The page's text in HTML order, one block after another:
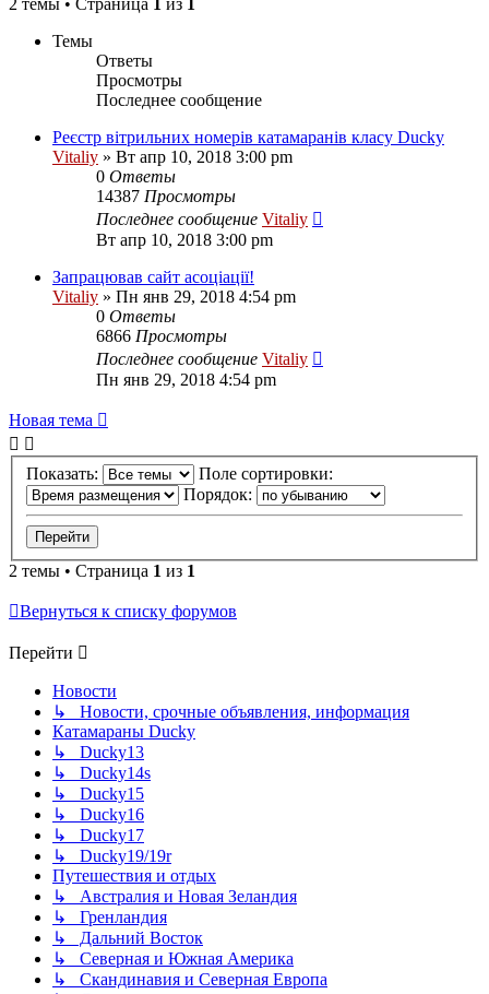
2 темы • Страница 1 из 1
Темы
Ответы
Просмотры
Последнее сообщение
Реєстр вітрильних номерів катамаранів класу Ducky
Vitaliy » Вт апр 10, 2018 3:00 pm
0 Ответы
14387 Просмотры
Последнее сообщение Vitaliy
Вт апр 10, 2018 3:00 pm
Запрацював сайт асоціації!
Vitaliy » Пн янв 29, 2018 4:54 pm
0 Ответы
6866 Просмотры
Последнее сообщение Vitaliy
Пн янв 29, 2018 4:54 pm
Новая тема
Показать:
Поле сортировки:
Порядок:
2 темы • Страница 1 из 1
Вернуться к списку форумов
Перейти
Новости
↳ Новости, срочные объявления, информация
Катамараны Ducky
↳ Ducky13
↳ Ducky14s
↳ Ducky15
↳ Ducky16
↳ Ducky17
↳ Ducky19/19r
Путешествия и отдых
↳ Австралия и Новая Зеландия
↳ Гренландия
↳ Дальний Восток
↳ Северная и Южная Америка
↳ Скандинавия и Северная Европа